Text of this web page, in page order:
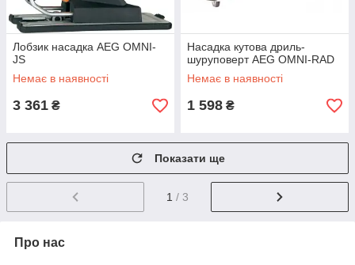
Лобзик насадка AEG OMNI-
JS
Немає в наявності
3 361 ₴
Насадка кутова дриль-
шуруповерт AEG OMNI-RAD
Немає в наявності
1 598 ₴
Показати ще
1 / 3
Про нас